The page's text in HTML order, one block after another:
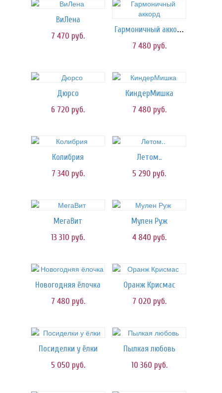
ВиЛена
7 470 руб.
Гармоничный аккорд
7 480 руб.
Дюрсо
6 720 руб.
КиндерМишка
7 480 руб.
Колибрия
7 340 руб.
Летом..
5 290 руб.
МегаВит
13 310 руб.
Мулен Руж
4 840 руб.
Новогодняя ёлочка
7 480 руб.
Оранж Крисмас
7 020 руб.
Посиделки у ёлки
5 050 руб.
Пылкая любовь
10 360 руб.